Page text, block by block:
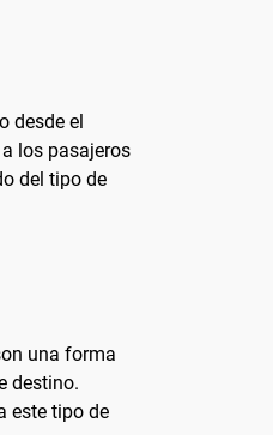
desde el
los pasajeros
del tipo de
una forma
destino.
este tipo de